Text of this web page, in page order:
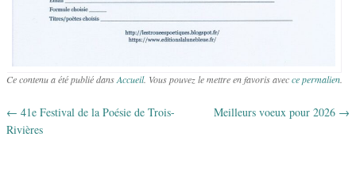
Ce contenu a été publié dansAccueil. Vous pouvez le mettre en favoris avecce permalien
Navigation des articles
← 41e Festival de la Poésie de Trois-
Rivières
Meilleurs voeux pour 2026 →